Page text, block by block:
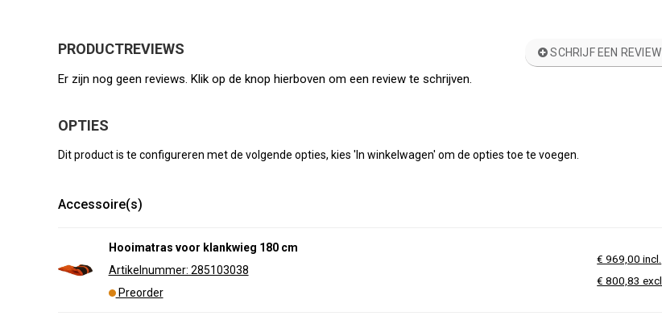
PRODUCTREVIEWS SCHRIJF EEN REVIEW
Er zijn nog geen reviews. Klik op de knop hierboven om een review te schrijven.
OPTIES
Dit product is te configureren met de volgende opties, kies 'In winkelwagen' om de opties toe te voegen.
Accessoire(s)
Hooimatras voor klankwieg 180 cm
Artikelnummer: 285103038
Preorder
€ 969,00 incl.
€ 800,83 excl.